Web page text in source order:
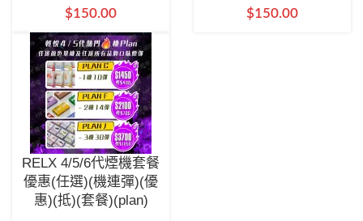
$150.00 $150.00
RELX 4/5/6代煙機套餐
優惠(任選)(機連彈)(優
惠)(抵)(套餐)(plan)